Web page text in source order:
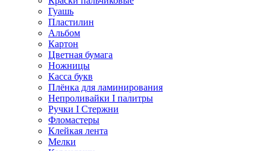
Гуашь
Пластилин
Альбом
Картон
Цветная бумага
Ножницы
Касса букв
Плёнка для ламинирования
Непроливайки I палитры
Ручки I Стержни
Фломастеры
Клейкая лента
Мелки